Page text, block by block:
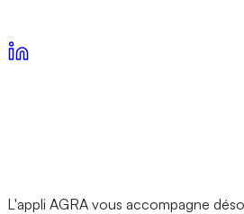
L'appli AGRA vous accompagne